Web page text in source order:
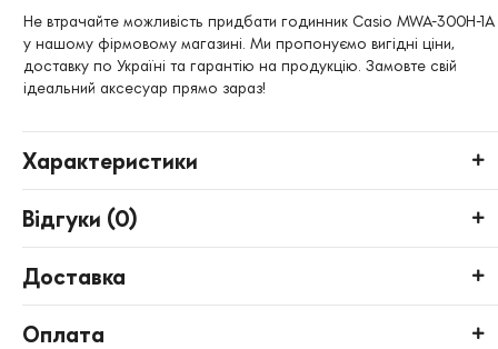
Не втрачайте можливість придбати годинник Casio MWA-300H-1A
у нашому фірмовому магазині. Ми пропонуємо вигідні ціни,
доставку по Україні та гарантію на продукцію. Замовте свій
ідеальний аксесуар прямо зараз!
Характеристики
Відгуки (0)
Доставка
Оплата